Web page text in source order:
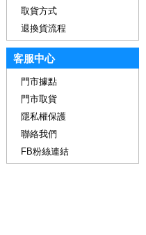
取貨方式
退換貨流程
客服中心
門市據點
門市取貨
隱私權保護
聯絡我們
FB粉絲連結